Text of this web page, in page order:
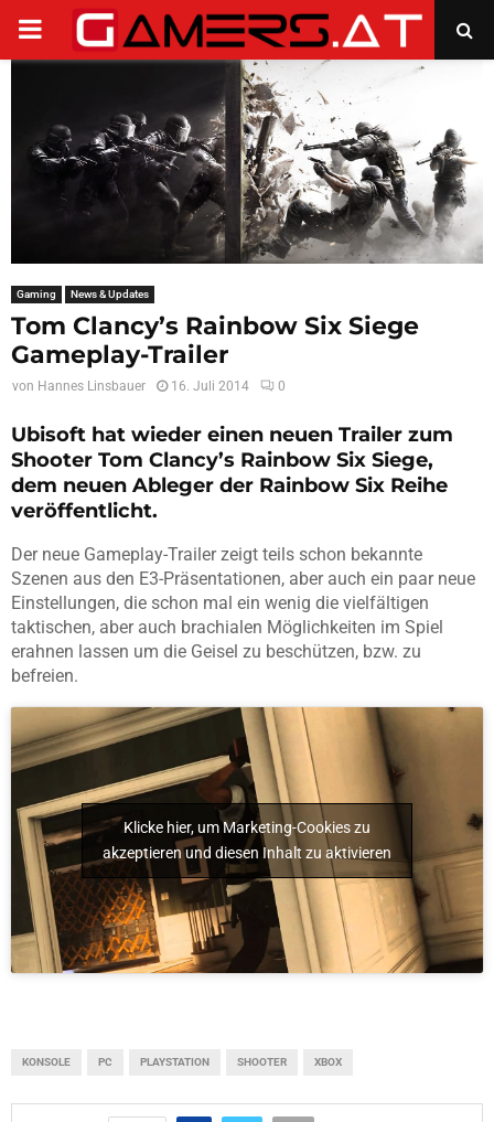
PRIMARY
Gaming News & Updates
Tom Clancy’s Rainbow Six Siege
Gameplay-Trailer
von Hannes Linsbauer 16. Juli 2014 0
Ubisoft hat wieder einen neuen Trailer zum
Shooter Tom Clancy’s Rainbow Six Siege,
dem neuen Ableger der Rainbow Six Reihe
veröffentlicht.
Der neue Gameplay-Trailer zeigt teils schon bekannte
Szenen aus den E3-Präsentationen, aber auch ein paar neue
Einstellungen, die schon mal ein wenig die vielfältigen
taktischen, aber auch brachialen Möglichkeiten im Spiel
erahnen lassen um die Geisel zu beschützen, bzw. zu
befreien.
Klicke hier, um Marketing-Cookies zu
akzeptieren und diesen Inhalt zu aktivieren
KONSOLE PC PLAYSTATION SHOOTER XBOX